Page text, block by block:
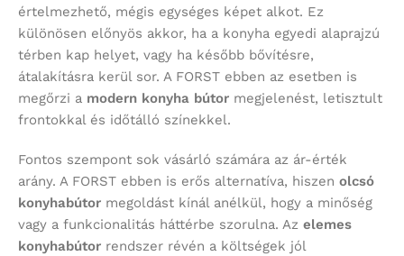
értelmezhető, mégis egységes képet alkot. Ez
különösen előnyös akkor, ha a konyha egyedi alaprajzú
térben kap helyet, vagy ha később bővítésre,
átalakításra kerül sor. A FORST ebben az esetben is
megőrzi a modern konyha bútor megjelenést, letisztult
frontokkal és időtálló színekkel.
Fontos szempont sok vásárló számára az ár-érték
arány. A FORST ebben is erős alternatíva, hiszen olcsó
konyhabútor megoldást kínál anélkül, hogy a minőség
vagy a funkcionalitás háttérbe szorulna. Az elemes
konyhabútor rendszer révén a költségek jól